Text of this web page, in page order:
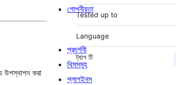
উপস্থাপন করা
Tested up to
Language
ট্যাগ টি
গোপনীয়তা
প্রদর্শনী
থিমসমূহ
প্লাগইনস